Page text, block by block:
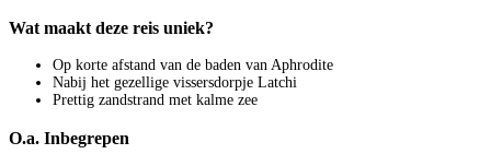
Wat maakt deze reis uniek?
Op korte afstand van de baden van Aphrodite
Nabij het gezellige vissersdorpje Latchi
Prettig zandstrand met kalme zee
O.a. Inbegrepen